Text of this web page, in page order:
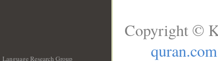
Language Research Group
Copyright ©
quran.com